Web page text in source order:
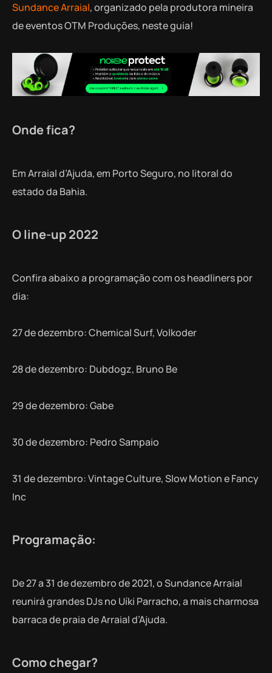
Sundance Arraial, organizado pela produtora mineira
de eventos OTM Produções, neste guia!
Onde fica?
Em Arraial d’Ajuda, em Porto Seguro, no litoral do
estado da Bahia.
O line-up 2022
Confira abaixo a programação com os headliners por
dia:
27 de dezembro: Chemical Surf, Volkoder
28 de dezembro: Dubdogz, Bruno Be
29 de dezembro: Gabe
30 de dezembro: Pedro Sampaio
31 de dezembro: Vintage Culture, Slow Motion e Fancy
Inc
Programação:
De 27 a 31 de dezembro de 2021, o Sundance Arraial
reunirá grandes DJs no Uíki Parracho, a mais charmosa
barraca de praia de Arraial d’Ajuda.
Como chegar?